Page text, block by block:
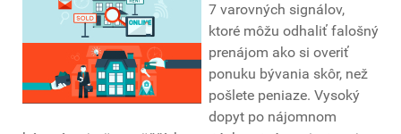
7 varovných signálov,
ktoré môžu odhaliť falošný
prenájom ako si overiť
ponuku bývania skôr, než
pošlete peniaze. Vysoký
dopyt po nájomnom